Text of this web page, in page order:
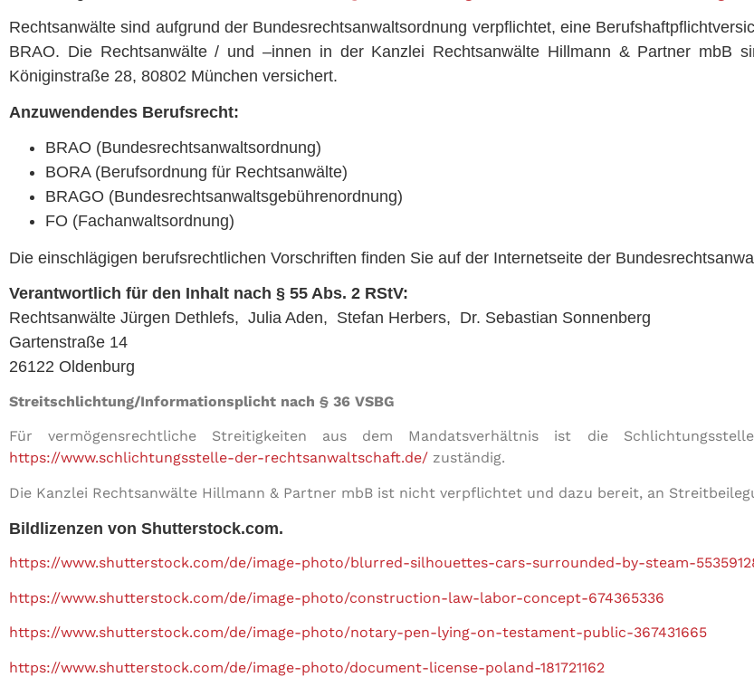
Rechtsanwälte sind aufgrund der Bundesrechtsanwaltsordnung verpflichtet, eine
BRAO. Die Rechtsanwälte / und –innen in der Kanzlei Rechtsanwälte Hillmann & Partner mbB
Königinstraße 28, 80802 München versichert.
Anzuwendendes Berufsrecht:
BRAO (Bundesrechtsanwaltsordnung)
BORA (Berufsordnung für Rechtsanwälte)
BRAGO (Bundesrechtsanwaltsgebührenordnung)
FO (Fachanwaltsordnung)
Die einschlägigen berufsrechtlichen Vorschriften finden Sie auf der Internetseite der
Verantwortlich für den Inhalt nach § 55 Abs. 2 RStV:
Rechtsanwälte Jürgen Dethlefs, Julia Aden, Stefan Herbers, Dr. Sebastian Sonnenberg
Gartenstraße 14
26122 Oldenburg
Streitschlichtung/Informationsplicht nach § 36 VSBG
Für vermögensrechtliche Streitigkeiten aus dem Mandatsverhältnis ist die
https://www.schlichtungsstelle-der-rechtsanwaltschaft.de/ zuständig.
Die Kanzlei Rechtsanwälte Hillmann & Partner mbB ist nicht verpflichtet und dazu bereit, an
Bildlizenzen von Shutterstock.com.
https://www.shutterstock.com/de/image-photo/blurred-silhouettes-cars-surrounded-by-steam-
https://www.shutterstock.com/de/image-photo/construction-law-labor-concept-674365336
https://www.shutterstock.com/de/image-photo/notary-pen-lying-on-testament-public-367431665
https://www.shutterstock.com/de/image-photo/document-license-poland-181721162